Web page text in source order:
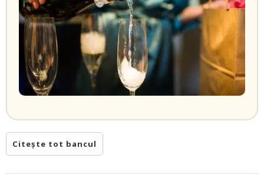
Citește tot bancul